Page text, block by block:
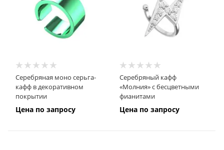
Серебряная моно серьга-
кафф в декоративном
покрытии
Цена по запросу
Серебряный кафф
«Молния» с бесцветными
фианитами
Цена по запросу